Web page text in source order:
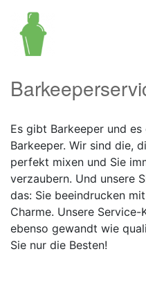
Es gibt Barkeeper und
Barkeeper. Wir sind die,
perfekt mixen und Sie
verzaubern. Und unsere
das: Sie beeindrucken
Charme. Unsere
ebenso gewandt wie
Sie nur die Besten!